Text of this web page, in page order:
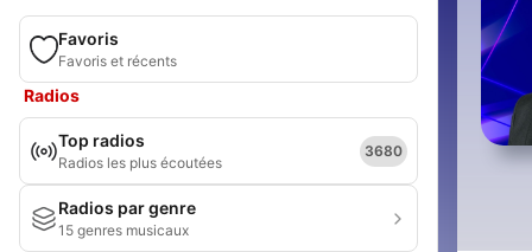
Favoris
Favoris et récents
Radios
Top radios
Radios les plus écoutées
3680
Radios par genre
15 genres musicaux